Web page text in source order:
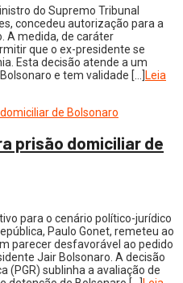
do Supremo Tribunal
concedeu autorização para a
A medida, de caráter
que o ex-presidente se
Esta decisão atende a um
e tem validade […]
Leia
prisão domiciliar de
para o cenário político-jurídico
Paulo Gonet, remeteu ao
parecer desfavorável ao pedido
Jair Bolsonaro. A decisão
(PGR) sublinha a avaliação de